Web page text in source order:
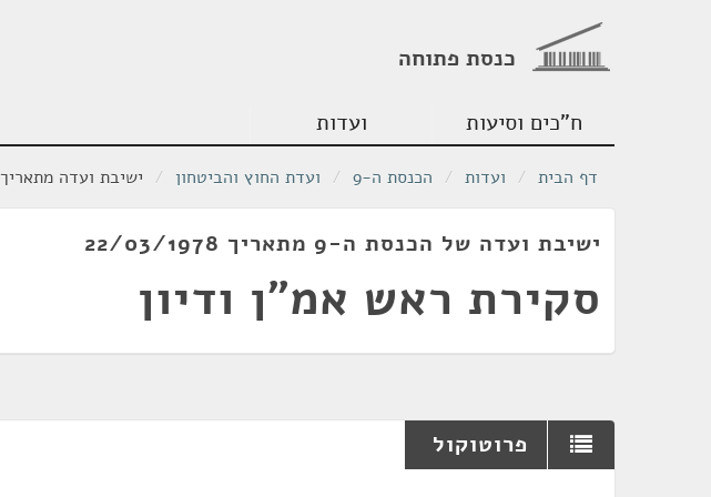
כנסת פתוחה
ח"כים וסיעות ועדות
דף הבית / ועדות / הכנסת ה-9 / ועדת החוץ והביטחון / ישיבת ועדה מתאריך 22/03/1978
ישיבת ועדה של הכנסת ה-9 מתאריך 22/03/1978
סקירת ראש אמ"ן ודיון
פרוטוקול